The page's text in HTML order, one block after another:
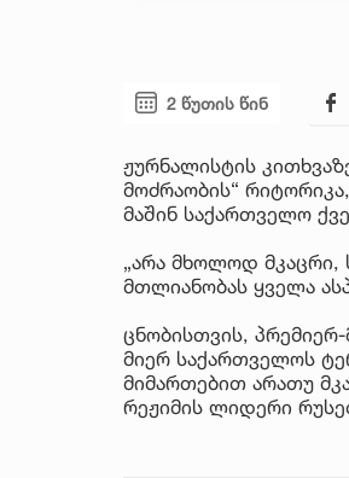
2 წუთის წინ
ჟურნალისტის
მოძრაობის“
მაშინ საქართველო
„არა მხოლოდ მკაცრი,
მთლიანობას ყველა
ცნობისთვის,
მიერ საქართველოს
მიმართებით არათუ
რეჟიმის ლიდერი